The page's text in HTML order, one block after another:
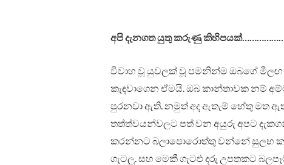
අපි දැනගත යුතු කරුණු
විවාහ වූ යුවලක් වූ පමනින්ම ඔබගේ
කැඳවාගෙන ඒමයි. ඔබ කාන්තාවක නම්
පුරනවා ඇති. නමුත් අද ඇතැම් හේතු මත
තත්ත්වයන්වලට පත් වන අයුරු අපට
කරන්නට බලාපොරොත්තු වන්නේ සුලභ
ගැටලු. සහ මෙකී ගැටළු දරු උපතකට